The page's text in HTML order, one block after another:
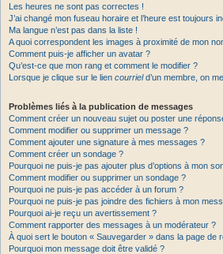
Les heures ne sont pas correctes !
J’ai changé mon fuseau horaire et l’heure est toujours
Ma langue n’est pas dans la liste !
A quoi correspondent les images à proximité de mon
Comment puis-je afficher un avatar ?
Qu’est-ce que mon rang et comment le modifier ?
Lorsque je clique sur le lien courrield’un membre, on
Problèmes liés à la publication de messages
Comment créer un nouveau sujet ou poster une
Comment modifier ou supprimer un message ?
Comment ajouter une signature à mes messages ?
Comment créer un sondage ?
Pourquoi ne puis-je pas ajouter plus d’options à mon
Comment modifier ou supprimer un sondage ?
Pourquoi ne puis-je pas accéder à un forum ?
Pourquoi ne puis-je pas joindre des fichiers à mon
Pourquoi ai-je reçu un avertissement ?
Comment rapporter des messages à un modérateur ?
À quoi sert le bouton « Sauvegarder » dans la page de
Pourquoi mon message doit être validé ?